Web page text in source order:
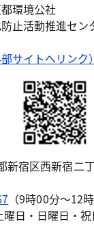
環境公社
止活動推進セン
サイトへリンク）
新宿区西新宿二
（9時00分～12
日・日曜日・